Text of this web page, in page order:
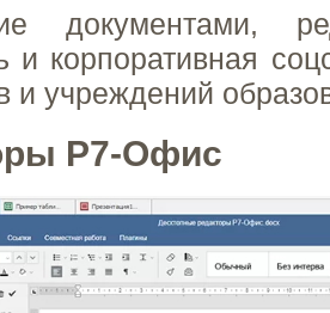
документами,
и корпоративная
и учреждений
Р7-Офис